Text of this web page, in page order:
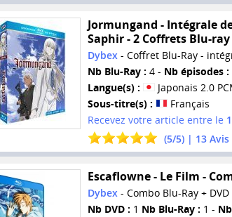
Jormungand - Intégrale
Saphir - 2 Coffrets Blu-
Dybex - Coffret Blu-Ray -
Nb Blu-Ray : 4 - Nb épisodes :
Langue(s) :
Japonais 2.0
Sous-titre(s) :
Français
Recevez votre article entre le
(5/5) | 13Avis
Escaflowne - Le Film -
Dybex- Combo Blu-Ray +
Nb DVD : 1 Nb Blu-Ray : 1 -